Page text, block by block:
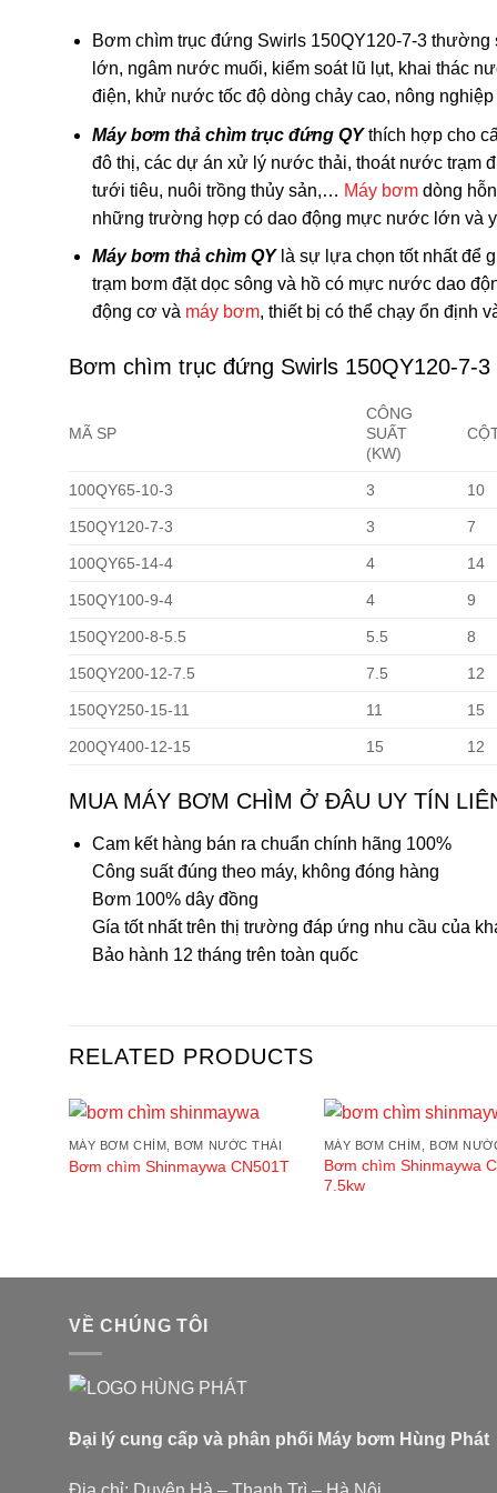
Bơm chìm trục đứng Swirls 150QY120-7-3
lớn, ngâm nước muối, kiểm soát lũ lụt, khai thác
điện, khử nước tốc độ dòng chảy cao, nông
Máy bơm thả chìm trục đứng QYthích hợp cho
đô thị, các dự án xử lý nước thải, thoát nước trạm
tưới tiêu, nuôi trồng thủy sản,… Máy bơmdòng hỗn
những trường hợp có dao động mực nước lớn và
Máy bơm thả chìm QY là sự lựa chọn tốt nhất để
trạm bơm đặt dọc sông và hồ có mực nước dao
động cơ và máy bơm, thiết bị có thể chạy ổn định
Bơm chìm trục đứng Swirls 150QY120-7-3
MÃ SP
CÔNG
SUẤT
(KW)
100QY65-10-3 3 10
150QY120-7-3 3 7
100QY65-14-4 4 14
150QY100-9-4 4 9
150QY200-8-5.5 5.5 8
150QY200-12-7.5 7.5 12
150QY250-15-11 11 15
200QY400-12-15 15 12
MUA MÁY BƠM CHÌM Ở ĐÂU UY TÍN
Cam kết hàng bán ra chuẩn chính hãng 100%
Công suất đúng theo máy, không đóng hàng
Bơm 100% dây đồng
Gía tốt nhất trên thị trường đáp ứng nhu cầu của
Bảo hành 12 tháng trên toàn quốc
RELATED PRODUCTS
Add to
wishlist
MÁY BƠM CHÌM, BƠM NƯỚC THẢI
Bơm chìm Shinmaywa CN501T
MÁY BƠM CHÌM, BƠM
Bơm chìm Shinmaywa
7.5kw
VỀ CHÚNG TÔI
Đại lý cung cấp và phân phối Máy bơm Hùng Phát